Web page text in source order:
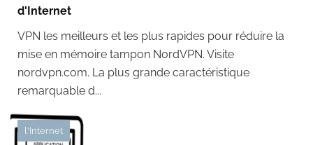
d'Internet
VPN les meilleurs et les plus rapides pour réduire la
mise en mémoire tampon NordVPN. Visite
nordvpn.com. La plus grande caractéristique
remarquable d...
l'Internet